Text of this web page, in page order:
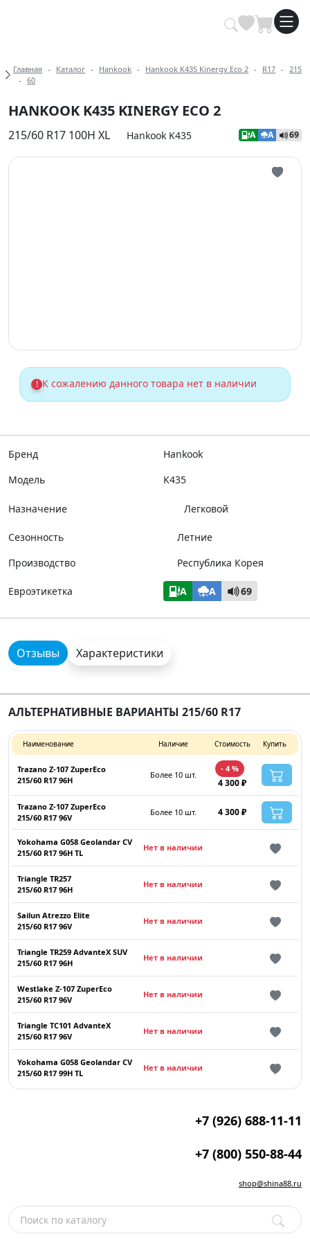
Купить автомобильные шины
Хлебные крошки
Главная Каталог Hankook Hankook K435 Kinergy Eco 2 R17
215
60
HANKOOK K435 KINERGY ECO 2
215/60 R17 100H XL Hankook K435 A A 69
! К сожалению данного товара нет в наличии
Бренд
Hankook
Модель
K435
Назначение Легковой
Сезонность
Летние
Производство
Республика Корея
Евроэтикетка A A 69
Отзывы Характеристики
АЛЬТЕРНАТИВНЫЕ ВАРИАНТЫ 215/60 R17
Наименование Наличие Стоимость Купить
Trazano Z-107 ZuperEco
215/60 R17 96H
Более 10 шт.
- 4 %
4 300 ₽
Trazano Z-107 ZuperEco
215/60 R17 96V
Более 10 шт. 4 300 ₽
Yokohama G058 Geolandar CV
215/60 R17 96H TL
Нет в наличии
Triangle TR257
215/60 R17 96H
Нет в наличии
Sailun Atrezzo Elite
215/60 R17 96V
Нет в наличии
Triangle TR259 AdvanteX SUV
215/60 R17 96H
Нет в наличии
Westlake Z-107 ZuperEco
215/60 R17 96V
Нет в наличии
Triangle TC101 AdvanteX
215/60 R17 96V
Нет в наличии
Yokohama G058 Geolandar CV
215/60 R17 99H TL
Нет в наличии
+7 (926) 688-11-11
+7 (800) 550-88-44
shop@shina88.ru